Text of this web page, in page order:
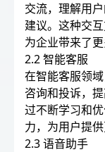
交流，理解用
建议。这种交
为企业带来了更
2.2 智能客服
在智能客服领
咨询和投诉，
过不断学习和
力，为用户提
2.3 语音助手